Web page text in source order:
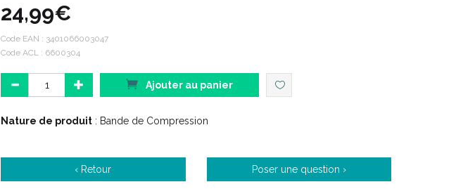
BIFLEX® 16 - Bande élastique légère de compression tous sens
Biflex® 16 (légère)
Sécurité des patients : l’étalonnage limite les risques de mauvaise utilisation
Qualité et durabilité : un savoir-faire industriel inégalé
+ Efficace :
24,99€
Code EAN : 3401066003047
Code ACL : 6600304
Ajouter au panier
Nature de produit : Bande de Compression
‹ Retour Poser une question ›